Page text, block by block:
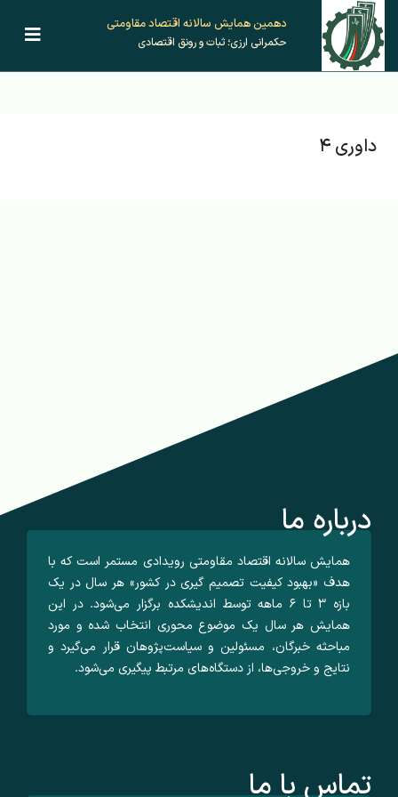
دهمین همایش‌ سالانه اقتصاد مقاومتی
حکمرانی ارزی؛ ثبات و رونق اقتصادی
داوری ۴
درباره ما
همایش سالانه اقتصاد مقاومتی رویدادی مستمر است که با
هدف «بهبود کیفیت تصمیم گیری در کشور» هر سال در یک
بازه ۳ تا ۶ ماهه توسط اندیشکده برگزار می‌شود. در این
همایش هر سال یک موضوع محوری انتخاب شده و مورد
مباحثه خبرگان، مسئولین و سیاست‌پژوهان قرار می‌گیرد و
نتایج و خروجی‌ها، از دستگاه‌های مرتبط پیگیری می‌شود.
تماس با ما